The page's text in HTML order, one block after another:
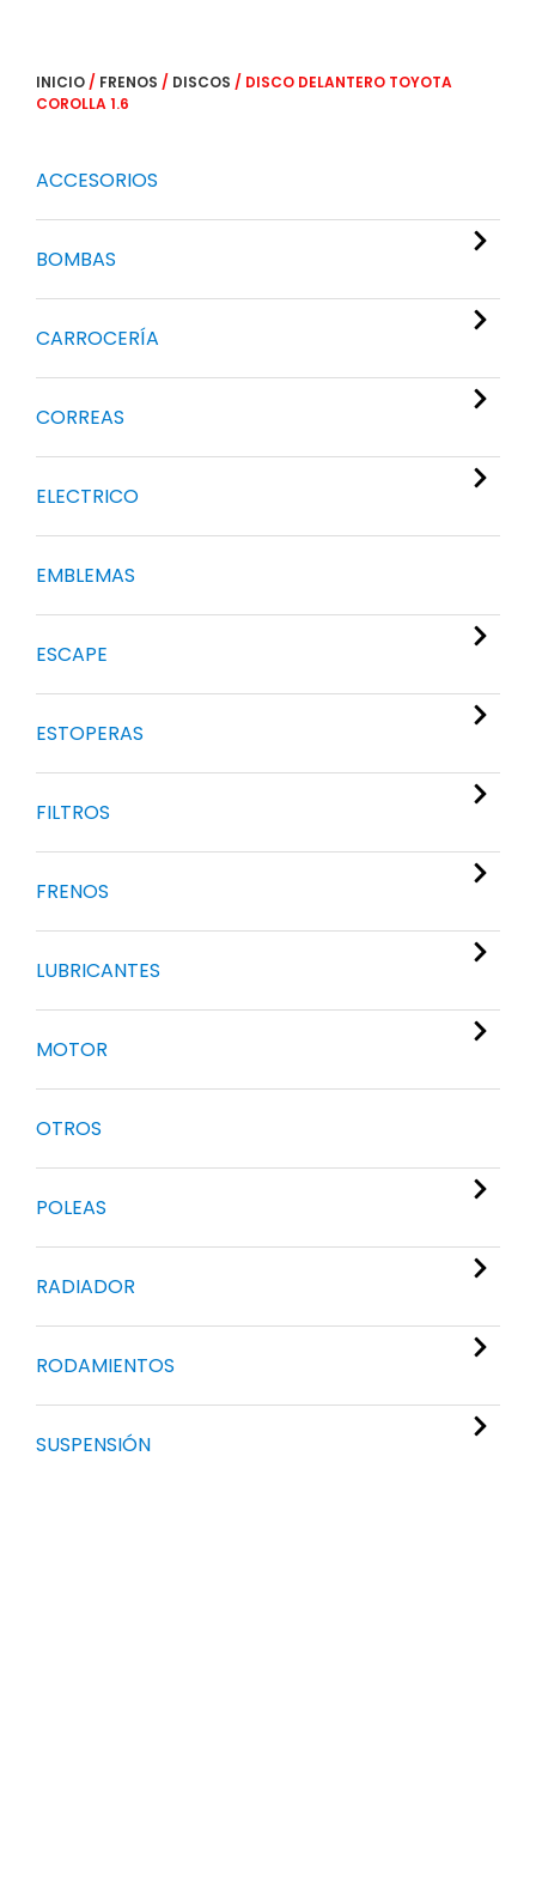
INICIO / FRENOS / DISCOS / DISCO DELANTERO TOYOTA
COROLLA 1.6
ACCESORIOS
BOMBAS
CARROCERÍA
CORREAS
ELECTRICO
EMBLEMAS
ESCAPE
ESTOPERAS
FILTROS
FRENOS
LUBRICANTES
MOTOR
OTROS
POLEAS
RADIADOR
RODAMIENTOS
SUSPENSIÓN